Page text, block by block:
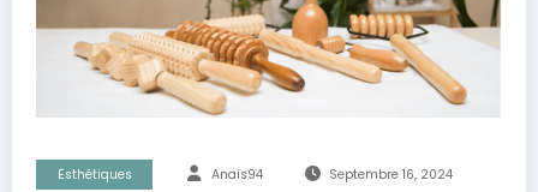
Esthétiques Anais94 Septembre 16, 2024